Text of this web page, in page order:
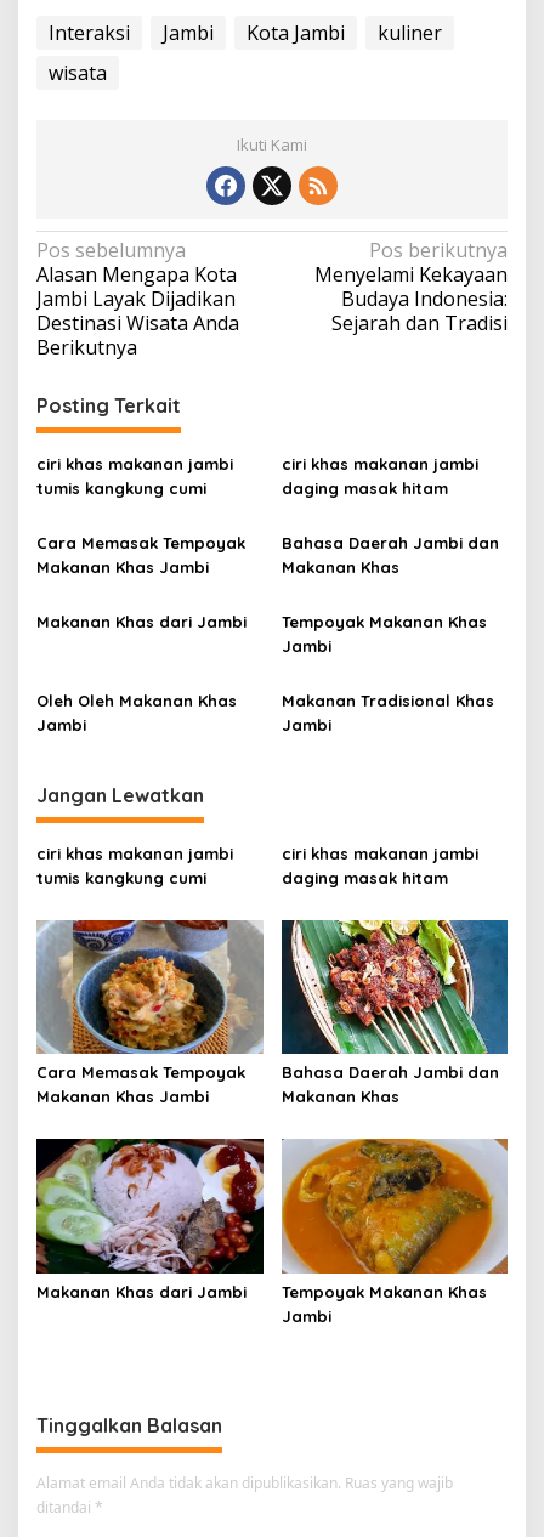
Interaksi Jambi Kota Jambi
kuliner
wisata
Ikuti Kami
N
a
v
i
g
a
s
i
o
Pos sebelumnya
Alasan Mengapa Kota
Jambi Layak Dijadikan
Destinasi Wisata Anda
Berikutnya
Pos berikutnya
Menyelami Kekayaan
Budaya Indonesia:
Sejarah dan Tradisi
Posting Terkait
ciri khas makanan jambi
tumis kangkung cumi
ciri khas makanan jambi
daging masak hitam
Cara Memasak Tempoyak
Makanan Khas Jambi
Bahasa Daerah Jambi dan
Makanan Khas
Makanan Khas dari Jambi
Tempoyak Makanan Khas
Jambi
Oleh Oleh Makanan Khas
Jambi
Makanan Tradisional Khas
Jambi
Jangan Lewatkan
ciri khas makanan jambi
tumis kangkung cumi
ciri khas makanan jambi
daging masak hitam
Cara Memasak Tempoyak
Makanan Khas Jambi
Bahasa Daerah Jambi dan
Makanan Khas
Makanan Khas dari Jambi
Tempoyak Makanan Khas
Jambi
Tinggalkan Balasan
Alamat email Anda tidak akan dipublikasikan. Ruas yang wajib
ditandai *